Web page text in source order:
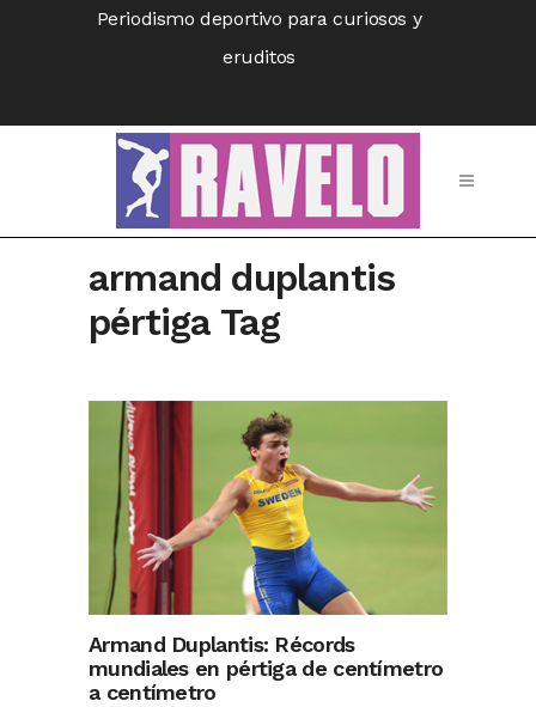
Periodismo deportivo para curiosos y
eruditos
armand duplantis
pértiga Tag
Armand Duplantis: Récords
mundiales en pértiga de centímetro
a centímetro